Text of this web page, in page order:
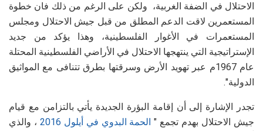
الاحتلال في الضفة الغربية، ولكن على الرغم من ذلك فان خطوة
المستعمرين لاقت الدعم المطلق من قبل جيش الاحتلال ومجلس
المستعمرات في الأغوار الفلسطينية، وهذا يؤكد من جديد
الإستراتيجية التي ينتهجها الاحتلال في الأراضي الفلسطينية المحتلة
عام 1967م عبر تهويد الأرض وسرقتها بطرق تتنافى مع المواثيق
الدولية".
تجدر الإشارة إلى أن إقامة البؤرة الجديدة يأتي بالتزامن مع قيام
جيش الاحتلال بهدم تجمع " الحمة البدوي في أيلول 2016
، والذي